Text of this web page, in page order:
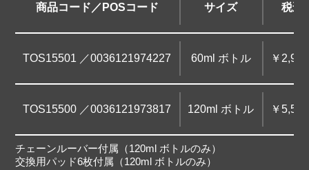
商品コード／POSコード サイズ 税込
TOS15501 ／0036121974227 60ml ボトル ￥
TOS15500 ／0036121973817 120ml ボトル ￥
チェーンルーバー付属（120ml ボトルのみ）
交換用パッド6枚付属（120ml ボトルのみ）